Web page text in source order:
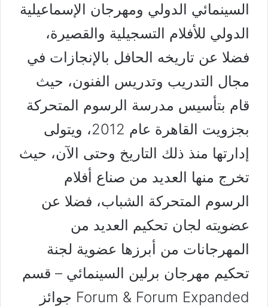
السينمائي الدولي ومهرجان الإسماعيلية
الدولي للأفلام التسجيلية والقصيرة،
فضلا عن تاريخه الحافل بالإنجازات في
مجال التدريب وتدريس الفنون، حيث
قام بتأسيس مدرسة الرسوم المتحركة
بجزويت القاهرة عام 2012، ويتولى
إدارتها منذ ذلك التاريخ وحتى الآن، حيث
تخرج منها العديد من صناع أفلام
الرسوم المتحركة الشباب، فضلا عن
عضويته لجان تحكيم العديد من
المهرجانات من أبرزها عضوية لجنة
تحكيم مهرجان برلين السينمائي – قسم
Forum & Forum Expanded جوائز